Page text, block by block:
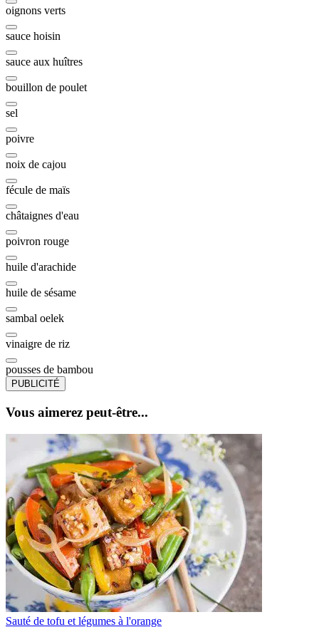
oignons verts
sauce hoisin
sauce aux huîtres
bouillon de poulet
sel
poivre
noix de cajou
fécule de maïs
châtaignes d'eau
poivron rouge
huile d'arachide
huile de sésame
sambal oelek
vinaigre de riz
pousses de bambou
PUBLICITÉ
Vous aimerez peut-être...
Sauté de tofu et légumes à l'orange